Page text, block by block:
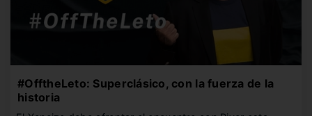
#OfftheLeto: Superclásico, con la fuerza de la
historia